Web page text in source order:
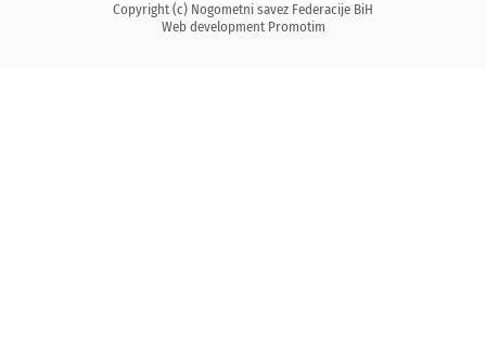
Copyright (c) Nogometni savez Federacije BiH
Web development Promotim